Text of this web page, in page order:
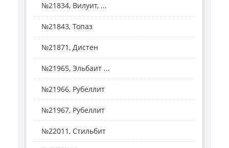
№21834, Вилуит, ...
№21843, Топаз
№21871, Дистен
№21965, Эльбаит ...
№21966, Рубеллит
№21967, Рубеллит
№22011, Стильбит